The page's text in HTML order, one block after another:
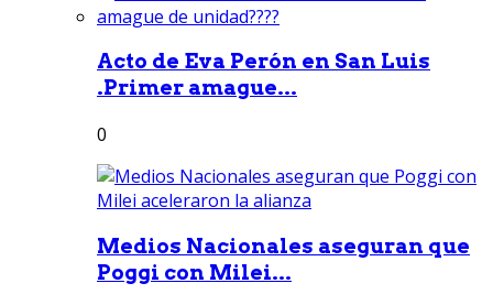
Acto de Eva Perón en San Luis
.Primer amague...
0
Medios Nacionales aseguran que
Poggi con Milei...